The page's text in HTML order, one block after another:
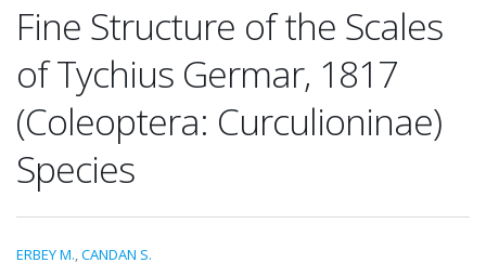
Fine Structure of the Scales
of Tychius Germar, 1817
(Coleoptera: Curculioninae)
Species
ERBEY M.,CANDAN S.